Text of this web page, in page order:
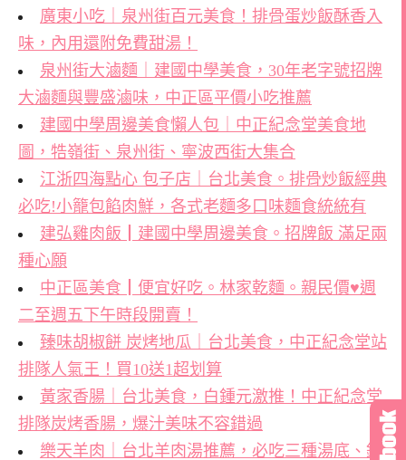
廣東小吃｜泉州街百元美食！排骨蛋炒飯酥香入
味，內用還附免費甜湯！
泉州街大滷麵｜建國中學美食，30年老字號招牌
大滷麵與豐盛滷味，中正區平價小吃推薦
建國中學周邊美食懶人包｜中正紀念堂美食地
圖，牿嶺街、泉州街、寧波西街大集合
江浙四海點心 包子店｜台北美食。排骨炒飯經典
必吃!小籠包餡肉鮮，各式老麵多口味麵食統統有
建弘雞肉飯┃建國中學周邊美食。招牌飯 滿足兩
種心願
中正區美食┃便宜好吃。林家乾麵。親民價♥週
二至週五下午時段開賣！
臻味胡椒餅 炭烤地瓜｜台北美食，中正紀念堂站
排隊人氣王！買10送1超划算
黃家香腸｜台北美食，白鍾元激推！中正紀念堂
排隊炭烤香腸，爆汁美味不容錯過
樂天羊肉｜台北羊肉湯推薦，必吃三種湯底、銷